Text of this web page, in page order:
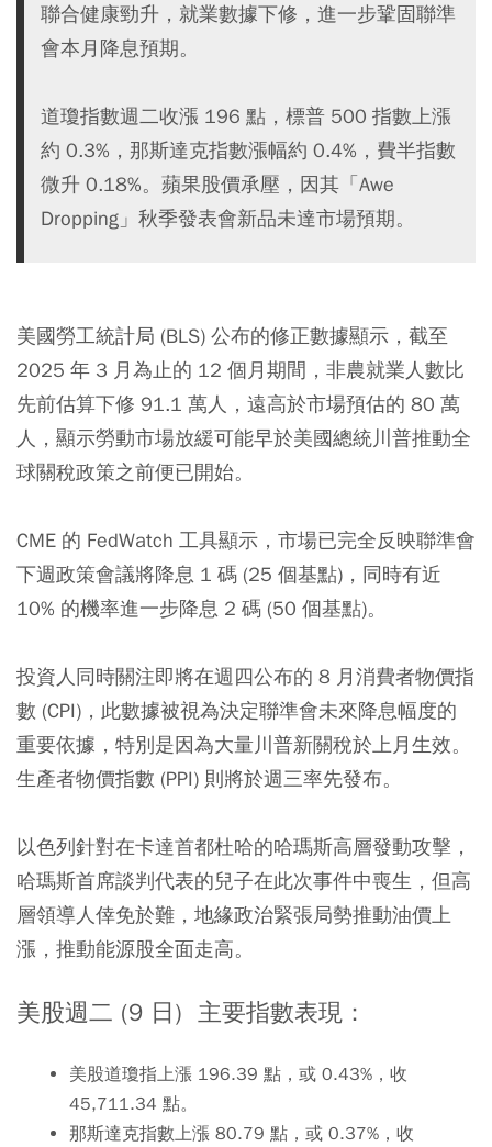
聯合健康勁升，就業數據下修，進一步鞏固聯準
會本月降息預期。
道瓊指數週二收漲 196 點，標普 500 指數上漲
約 0.3%，那斯達克指數漲幅約 0.4%，費半指數
微升 0.18%。蘋果股價承壓，因其「Awe
Dropping」秋季發表會新品未達市場預期。
美國勞工統計局 (BLS) 公布的修正數據顯示，截至
2025 年 3 月為止的 12 個月期間，非農就業人數比
先前估算下修 91.1 萬人，遠高於市場預估的 80 萬
人，顯示勞動市場放緩可能早於美國總統川普推動全
球關稅政策之前便已開始。
CME 的 FedWatch 工具顯示，市場已完全反映聯準會
下週政策會議將降息 1 碼 (25 個基點)，同時有近
10% 的機率進一步降息 2 碼 (50 個基點)。
投資人同時關注即將在週四公布的 8 月消費者物價指
數 (CPI)，此數據被視為決定聯準會未來降息幅度的
重要依據，特別是因為大量川普新關稅於上月生效。
生產者物價指數 (PPI) 則將於週三率先發布。
以色列針對在卡達首都杜哈的哈瑪斯高層發動攻擊，
哈瑪斯首席談判代表的兒子在此次事件中喪生，但高
層領導人倖免於難，地緣政治緊張局勢推動油價上
漲，推動能源股全面走高。
美股週二 (9 日) 主要指數表現：
美股道瓊指上漲 196.39 點，或 0.43%，收
45,711.34 點。
那斯達克指數上漲 80.79 點，或 0.37%，收